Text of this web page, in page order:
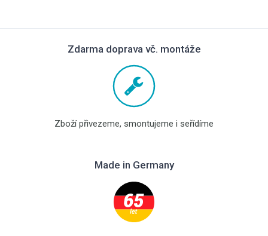
Zdarma doprava vč. montáže
Zboží přivezeme, smontujeme i seřídíme
Made in Germany